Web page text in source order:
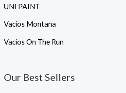
UNI PAINT
Vacíos Montana
Vacíos On The Run
Our Best Sellers